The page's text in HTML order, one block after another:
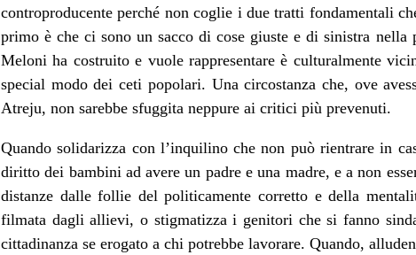
controproducente perché non coglie i due tratti fondamentali
primo è che ci sono un sacco di cose giuste e di sinistra
Meloni ha costruito e vuole rappresentare è culturalmente
special modo dei ceti popolari. Una circostanza che, ove
Atreju, non sarebbe sfuggita neppure ai critici più prevenuti.
Quando solidarizza con l’inquilino che non può rientrare in
diritto dei bambini ad avere un padre e una madre, e a non
distanze dalle follie del politicamente corretto e della
filmata dagli allievi, o stigmatizza i genitori che si fanno
cittadinanza se erogato a chi potrebbe lavorare. Quando,